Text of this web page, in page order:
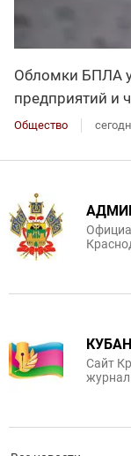
Обломки БПЛА
предприятий и
Общество
Сайт